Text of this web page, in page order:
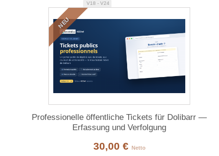
NEU
V18 - V24
Professionelle öffentliche Tickets für Dolibarr —
Erfassung und Verfolgung
30,00 € Netto